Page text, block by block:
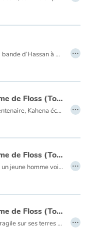
Alors que le sujet a tout perdu et que le photographe s'avère impuissant à compenser la moindre perte.
A l’époque des Croisades, la bande d’Hassan à kidnappé deux enfants francs dans le souk de Balbeek, petite ville commerçante syrienne aux confins des principautés Franques d’Orient. La cité est en effervescence entre les parents occidentaux à la recherche de leurs enfants et les habitants incrédules. Selon Hicham, de la bande d’Hassan mais ami de Youssef, fils du gouverneur et futur Roi de tout le monde musulman, seul ce dernier peut les tirer d’affaire. Mais Hassan déteste Youssef et croit obtenir la gloire en sacrifiant les enfants des ennemis. …
La Dynastie du royaume de Floss (Tome 1) - Kahena
Blottie au pied d’un chêne centenaire, Kahena écoute la forêt et tous ses mystères. Jeune femme solitaire, elle rêve d’arpenter la forêt et d’observer les oiseaux en compagnie de son meilleur ami Robin. Mais ses rêves s’éloignent à mesure qu’une terrible menace se profile au-delà des frontières. Qui protègera l’Altarine, le pays des hommes, de la fureur de Jaliorga ? Kahena parviendra-t-elle à relever les nombreux défis qui se dresseront sur son chemin ? Quels secrets détiennent les Aulnes ? Kahena est le premier volet de la trilogie heroïc fantasy La Dynastie du royaume de Floss. …
La Dynastie du royaume de Floss (Tome 3) - Brieg
Dans un empire sans magie, un jeune homme voit son destin basculer. L’ultime espoir d’un monde brisé renaît dans l’ombre.
…
La Dynastie du royaume de Floss (Tome 2) - Sarina
Kahena a instauré une paix fragile sur ses terres mais entre jeux politiques et complots, le pays semble sur le point de basculer dans un nouveau conflit. L’ombre de Vagnar plane sur le royaume. La reine de Floss a-t-elle réellement gagné la guerre ? La princesse Sarina, aidée de mystérieux inconnus, découvre une face cachée d’elle-même. Suivra-t-elle les traces de sa mère ? Entre un passé torturé et un futur incertain, Sarina osera-t-elle s’abandonner à cet homme au coeur changeant dont elle a croisé le chemin ? Espoirs, trahisons et révélations sont les maîtres mots de ce second tome qui nous emmène encore plus loin dans la Dynastie du Royaume de Floss. …